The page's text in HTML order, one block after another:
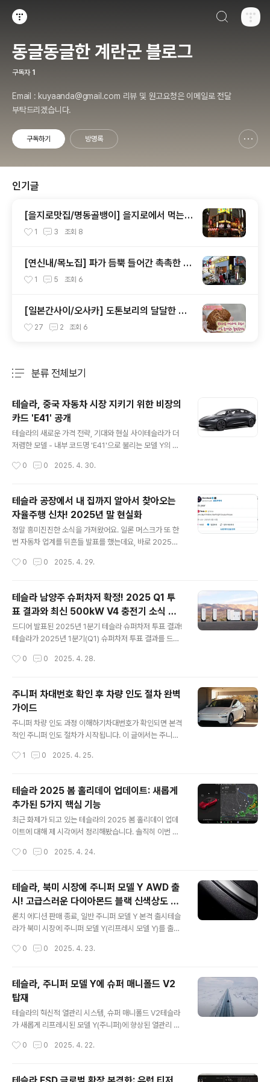
동글동글한 계란군 블로그
구독자 1
Email : kuyaanda@gmail.com 리뷰 및 원고요청은 이메일로 전달
부탁드리겠습니다.
구독하기 방명록
인기글
[을지로맛집/명동골뱅이] 을지로에서 먹는
파가 듬뿍~! 들어있는 골뱅이무침
1 3 조회 8
[연신내/목노집] 파가 듬뿍 들어간 촉촉한 돼
지보쌈
1 5 조회 6
[일본간사이/오사카] 도톤보리의 달달한 유
혹~! 홉 슈크림 ほっぷしゅうくりーむ
27 2 조회 6
분류 전체보기
테슬라, 중국 자동차 시장 지키기 위한 비장의
카드 'E41' 공개
테슬라의 새로운 가격 전략, 기대와 현실 사이테슬라가 더
저렴한 모델 - 내부 코드명 'E41'으로 불리는 모델 Y의 저
내부 사정에 밝은 소식통 세 명에 따르면, 이 새로운 저가형
년 상반기 중 더 저렴한 모델을 출시하겠다고 약속했지만,
아직까지 구체적인 실체는 나타나지 않고 있죠.테슬라는
신제품 출시에 있어 특히 비밀주의를 고수해왔어요. 로보
밴 발표나 '위 로봇(We, Robot)' 프로젝트의 사이버캡 최
종 디자인이 미리 유출되지 않은 것만 봐도 테슬라가 신제
라의 저가형 차량 계획 변화이번에 알려진 정보로는 테슬
0 0 2025. 4. 30.
테슬라 공장에서 내 집까지 알아서 찾아오는
자율주행 신차! 2025년 말 현실화
정말 흥미진진한 소식을 가져왔어요. 일론 머스크가 또 한
번 자동차 업계를 뒤흔들 발표를 했는데요, 바로 2025년
도입하겠다는 겁니다!미국기준이기는 하지만 FSD자율주
일이네요. 상상해보세요: 공장에서 출발해 내 집 앞까지 찾
아오는 테슬라상상해 보세요. 텍사스 기가팩토리에서 막
생산된 당신의 새 테슬라가 공장 출하장에서 바로 고속도
로로 진입합니다. 운전자는 없고, 목적지는 뉴욕 북부의 당
신 집이죠. 가는 동안 차량은 스스로 충전 정류장을 계획하
침내 당신의 집 앞 드라이브웨이에 도착합니다.공상과학
0 0 2025. 4. 29.
테슬라 남양주 슈퍼차저 확정! 2025 Q1 투
표 결과와 최신 500kW V4 충전기 소식 총
정리
드디어 발표된 2025년 1분기 테슬라 슈퍼차저 투표 결과!
테슬라가 2025년 1분기(Q1) 슈퍼차저 투표 결과를 드디
지역이 새 슈퍼차저를 받게 될지 확인할 수 있게 됐네요.2
출시됐고, 500kW 용량의 V4 슈퍼차저도 곧 나올 예정이
라고 해요! 그리고 테슬라는 우리의 충전 경험을 더 좋게 만
들기 위해 더 빠른 슈퍼차저 데이터와 슈퍼차저가 꽉 찼을
때 사용할 수 있는 가상 대기열 시스템 같은 편리한 기능들
지역들은요~북미 지역🇺🇸 플로리다주 레이크 웨일스
0 0 2025. 4. 28.
주니퍼 차대번호 확인 후 차량 인도 절차 완벽
가이드
주니퍼 차량 인도 과정 이해하기차대번호가 확인되면 본격
적인 주니퍼 인도 절차가 시작됩니다. 이 글에서는 주니퍼
체 과정을 상세히 알려드립니다.차대번호 확인 후 인도 예
접속할 수 있는 링크를 받게 됩니다. 인도 예약 시스템은 보
통 저녁 시간대에 오픈되며, 회사에서 카카오톡을 통해 링
크를 전송합니다.주니퍼 인도 예약 꿀팁:미리 계정에 로그
인해두세요컴퓨터로 예약하는 것이 모바일보다 편리합니
다예약 시스템 오픈 시간 약 5분 전부터 접속을 시도해보
당 어드바이저와의 소통인도 날짜를 예약하면 다음 날 주
1 0 2025. 4. 25.
테슬라 2025 봄 홀리데이 업데이트: 새롭게
추가된 5가지 핵심 기능
최근 화제가 되고 있는 테슬라의 2025 봄 홀리데이 업데
이트에 대해 제 시각에서 정리해봤습니다. 솔직히 이번 업
말이 절로 나오네요. 특히 북미 테슬라 오너들이 부러워하
상륙했습니다. 제가 자주 야간 드라이브를 즐기는데, 이 기
능 하나만으로도 삶의 질이 확 올라갈 것 같네요!1. 드디어
북미에 온 어댑티브 헤드라이트정말 오래 기다렸습니다.
유럽 테슬라 오너들은 이미 작년부터 써온 기능인데, 미국/
캐나다는 규제 때문에 못 쓰고 있었죠. 이제 법 개정으로 인
요.2022년 이후 매트릭스 헤드라이트 탑재 차량만 됩니다
0 0 2025. 4. 24.
테슬라, 북미 시장에 주니퍼 모델 Y AWD 출
시! 고급스러운 다이아몬드 블랙 신색상도 함
께 공개
론치 에디션 판매 종료, 일반 주니퍼 모델 Y 본격 출시테슬
라가 북미 시장에 주니퍼 모델 Y(리프레시 모델 Y)를 출시
드디어 일반 AWD 모델의 주문을 시작했습니다. 여기에 더
랙'도 함께 선보였습니다.4월은 테슬라에게 좋은 소식이
가득한 달이었는데요, 주니퍼 모델 Y의 론치 에디션을 넘
어 더 많은 소비자에게 일반 모델을 제공하기 시작한 것은
많은 기대를 모으고 있습니다. 론치 에디션은 무엇이 달랐
을까?론치 에디션 모델 Y에는 다음과 같은 추가 옵션들이
1,500달러 상당)20인치 헬릭스 2.0 휠 (2,000달러)견인
0 0 2025. 4. 23.
테슬라, 주니퍼 모델 Y에 슈퍼 매니폴드 V2
탑재
테슬라의 혁신적 열관리 시스템, 슈퍼 매니폴드 V2테슬라
가 새롭게 리프레시된 모델 Y(주니퍼)에 향상된 열관리 시
기술은 전기차의 열펌프 시스템 복잡성을 획기적으로 줄여
가?슈퍼 매니폴드(Super Manifold, '슈퍼맨'이라는 이름
0 0 2025. 4. 22.